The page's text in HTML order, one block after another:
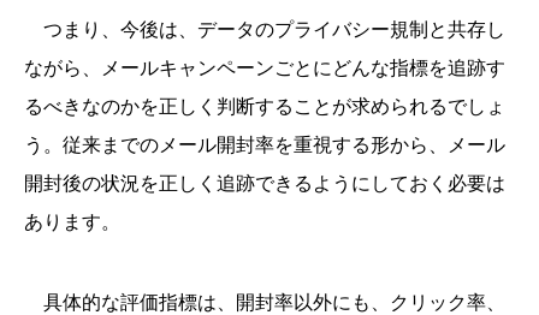
つまり、今後は、データのプライバシー規制と共存し
ながら、メールキャンペーンごとにどんな指標を追跡す
るべきなのかを正しく判断することが求められるでしょ
う。従来までのメール開封率を重視する形から、メール
開封後の状況を正しく追跡できるようにしておく必要は
あります。
具体的な評価指標は、開封率以外にも、クリック率、